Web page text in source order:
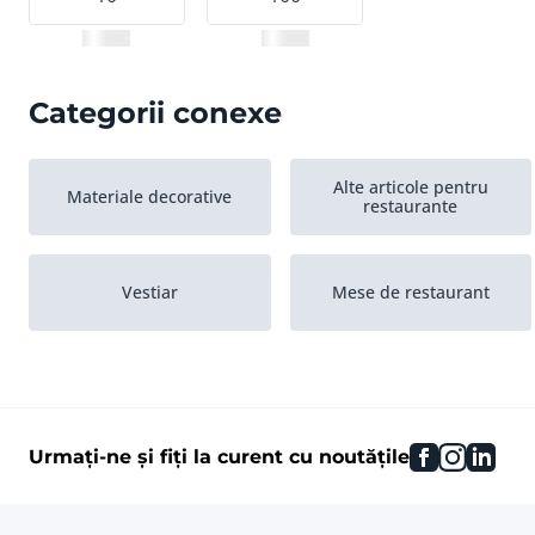
Categorii conexe
Materiale decorative
Alte articole pentru
restaurante
Vestiar Mese de restaurant
Urmați-ne și fiți la curent cu noutățile facebook